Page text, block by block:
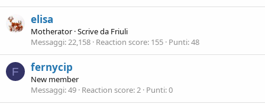
elisa
Motherator ·Scrive da Friuli
Messaggi 22,158 Reaction score 155 Punti 48
F fernycip
New member
Messaggi 49 Reaction score 2 Punti 0